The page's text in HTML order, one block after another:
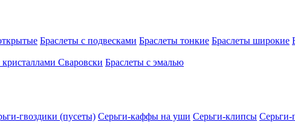
Браслеты с подвесками Браслеты тонкие Браслеты широкие
кристаллами Сваровски Браслеты с эмалью
гвоздики (пусеты) Серьги-каффы на уши Серьги-клипсы Серьги-